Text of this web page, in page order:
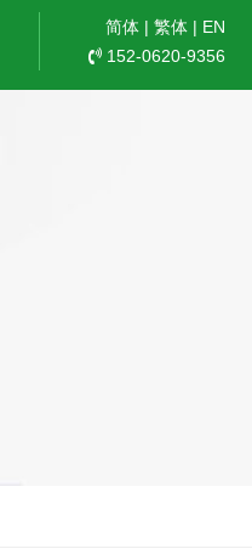
简体 | 繁体 | EN
152-0620-9356